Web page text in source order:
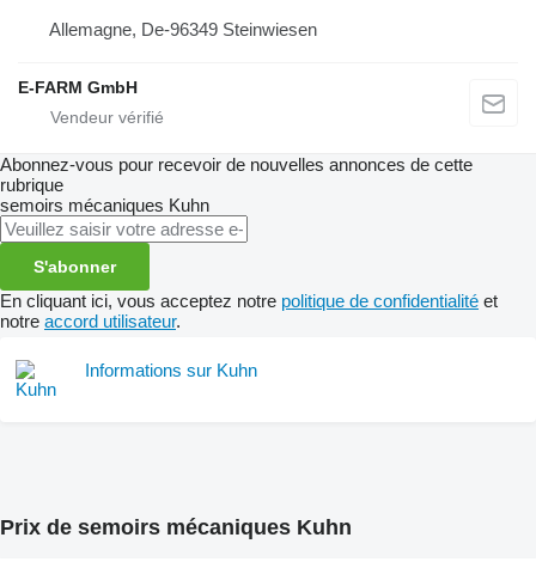
Allemagne, De-96349 Steinwiesen
E-FARM GmbH
Abonnez-vous pour recevoir de nouvelles annonces de cette
rubrique
semoirs mécaniques Kuhn
S'abonner
En cliquant ici, vous acceptez notre politique de confidentialité et
notre accord utilisateur.
Informations sur Kuhn
Prix de semoirs mécaniques Kuhn